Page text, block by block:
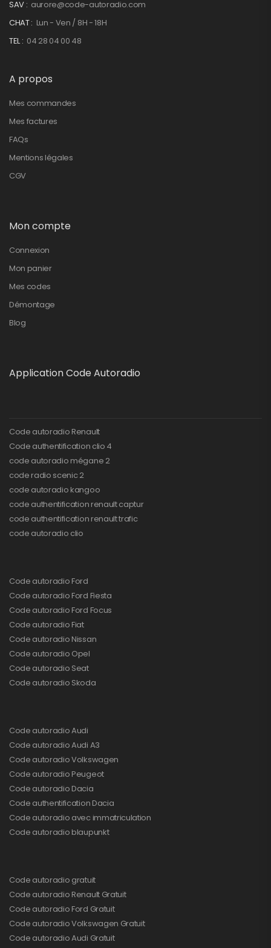
SAV : aurore@code-autoradio.com
CHAT : Lun - Ven / 8H - 18H
TEL : 04 28 04 00 48
A propos
Mes commandes
Mes factures
FAQs
Mentions légales
CGV
Mon compte
Connexion
Mon panier
Mes codes
Démontage
Blog
Application Code Autoradio
Code autoradio Renault
Code authentification clio 4
code autoradio mégane 2
code radio scenic 2
code autoradio kangoo
code authentification renault captur
code authentification renault trafic
code autoradio clio
Code autoradio Ford
Code autoradio Ford Fiesta
Code autoradio Ford Focus
Code autoradio Fiat
Code autoradio Nissan
Code autoradio Opel
Code autoradio Seat
Code autoradio Skoda
Code autoradio Audi
Code autoradio Audi A3
Code autoradio Volkswagen
Code autoradio Peugeot
Code autoradio Dacia
Code authentification Dacia
Code autoradio avec immatriculation
Code autoradio blaupunkt
Code autoradio gratuit
Code autoradio Renault Gratuit
Code autoradio Ford Gratuit
Code autoradio Volkswagen Gratuit
Code autoradio Audi Gratuit